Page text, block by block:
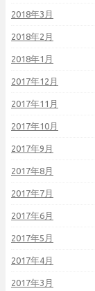
2018年3月
2018年2月
2018年1月
2017年12月
2017年11月
2017年10月
2017年9月
2017年8月
2017年7月
2017年6月
2017年5月
2017年4月
2017年3月